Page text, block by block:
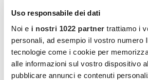
Uso responsabile dei dati
Noi e i nostri 1022 partner trattiamo i
personali, ad esempio il vostro numero
tecnologie come i cookie per
alle informazioni sul vostro dispositivo
pubblicare annunci e contenuti
dicembre, poi, Chambord e
vestono a festa, trasformando la
viaggio nell’incanto del Natale.
Che cosa aspettate a prenotare?